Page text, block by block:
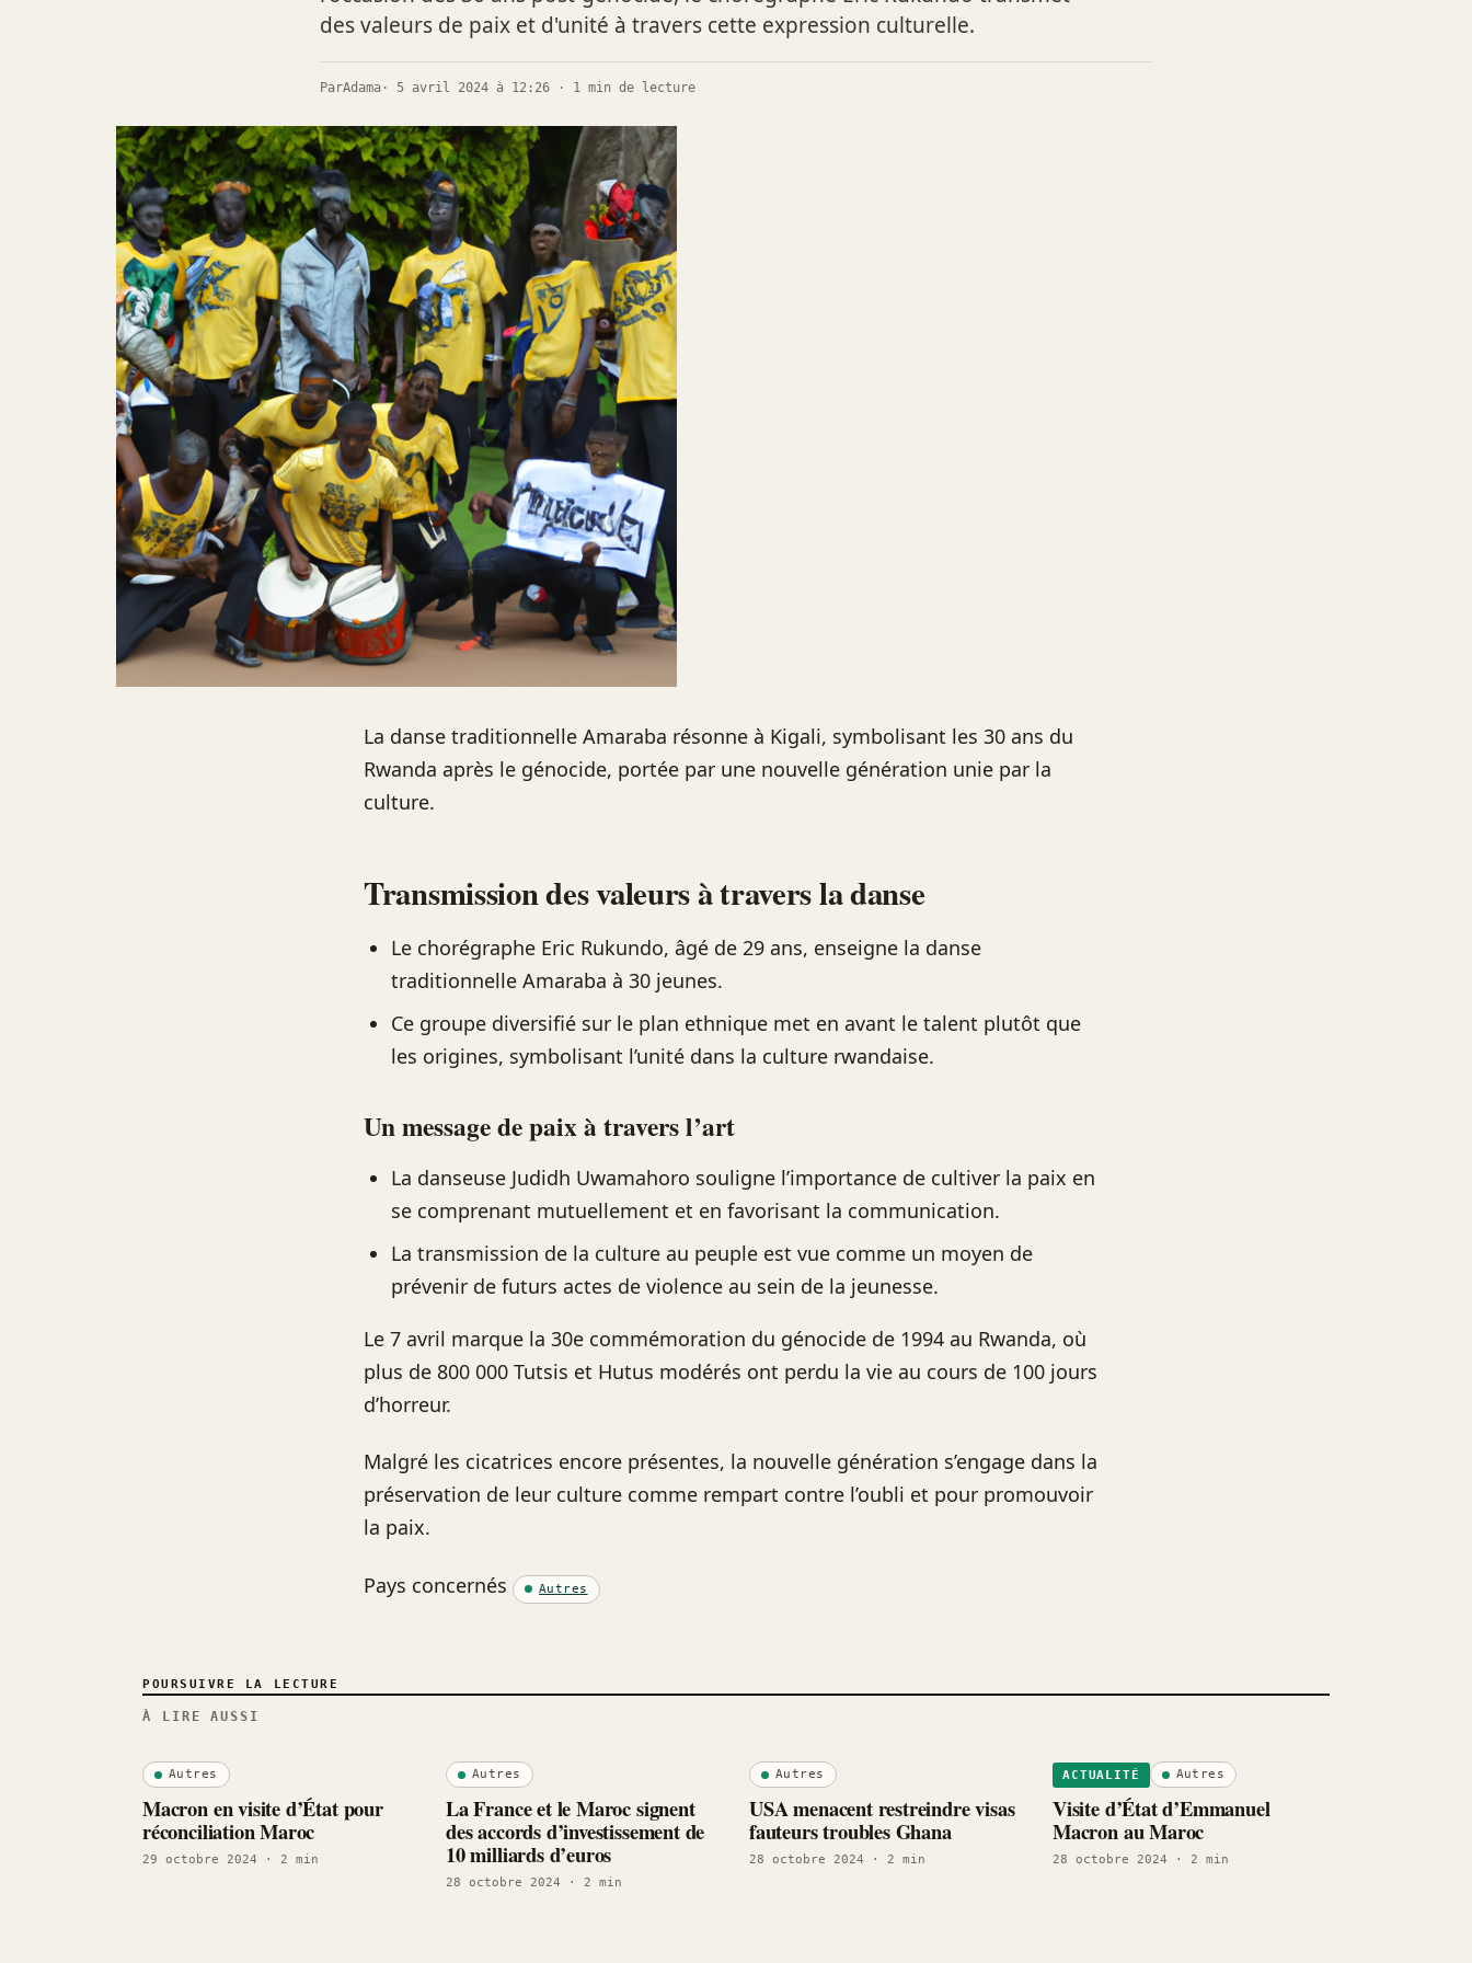
des valeurs de paix et d'unité à travers cette expression culturelle.
ParAdama · 5 avril 2024 à 12:26 · 1 min de lecture
La danse traditionnelle Amaraba résonne à Kigali, symbolisant les 30 ans du
Rwanda après le génocide, portée par une nouvelle génération unie par la
culture.
Transmission des valeurs à travers la danse
Le chorégraphe Eric Rukundo, âgé de 29 ans, enseigne la danse
traditionnelle Amaraba à 30 jeunes.
Ce groupe diversifié sur le plan ethnique met en avant le talent plutôt que
les origines, symbolisant l’unité dans la culture rwandaise.
Un message de paix à travers l’art
La danseuse Judidh Uwamahoro souligne l’importance de cultiver la paix en
se comprenant mutuellement et en favorisant la communication.
La transmission de la culture au peuple est vue comme un moyen de
prévenir de futurs actes de violence au sein de la jeunesse.
Le 7 avril marque la 30e commémoration du génocide de 1994 au Rwanda, où
plus de 800 000 Tutsis et Hutus modérés ont perdu la vie au cours de 100 jours
d’horreur.
Malgré les cicatrices encore présentes, la nouvelle génération s’engage dans la
préservation de leur culture comme rempart contre l’oubli et pour promouvoir
la paix.
Pays concernés Autres
POURSUIVRE LA LECTURE
À LIRE AUSSI
Autres
Macron en visite d’État pour
réconciliation Maroc
29 octobre 2024 · 2 min
Autres
La France et le Maroc signent
des accords d’investissement de
10 milliards d’euros
28 octobre 2024 · 2 min
Autres
USA menacent restreindre visas
fauteurs troubles Ghana
28 octobre 2024 · 2 min
ACTUALITÉ Autres
Visite d’État d’Emmanuel
Macron au Maroc
28 octobre 2024 · 2 min